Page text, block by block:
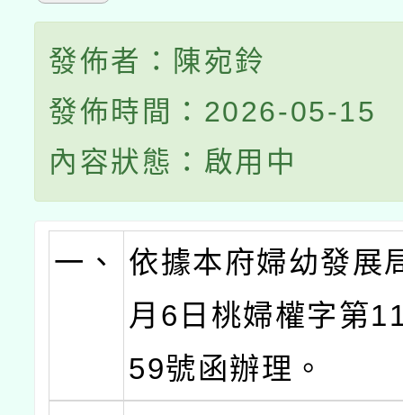
發佈者：陳宛鈴
發佈時間：2026-05-15
內容狀態：啟用中
一、
依據本府婦幼發展
月6日桃婦權字第
59號函辦理。